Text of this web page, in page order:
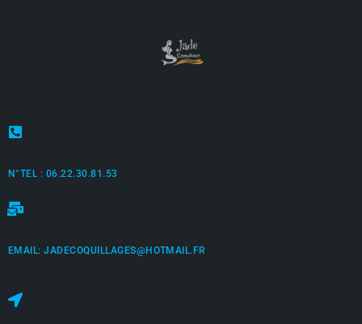
N°TEL : 06.22.30.81.53
EMAIL: JADECOQUILLAGES@HOTMAIL.FR